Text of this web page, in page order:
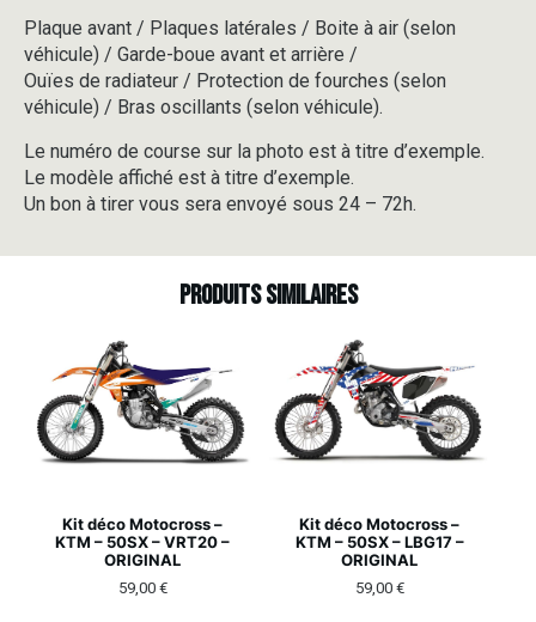
Plaque avant / Plaques latérales / Boite à air (selon
véhicule) / Garde-boue avant et arrière /
Ouïes de radiateur / Protection de fourches (selon
véhicule) / Bras oscillants (selon véhicule).
Le numéro de course sur la photo est à titre d’exemple.
Le modèle affiché est à titre d’exemple.
Un bon à tirer vous sera envoyé sous 24 – 72h.
Produits similaires
Kit déco Motocross –
KTM – 50SX – VRT20 –
ORIGINAL
59,00 €
Kit déco Motocross –
KTM – 50SX – LBG17 –
ORIGINAL
59,00 €